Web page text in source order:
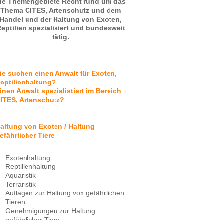
Themengebiete Recht rund um das
Thema CITES, Artenschutz und dem
Handel und der Haltung von Exoten,
spezialisiert und bundesweit
tätig.
suchen einen Anwalt für Exoten,
Anwalt spezialistiert im Bereich
Artenschutz?
von Exoten / Haltung
Tiere
Exotenhaltung
Reptilienhaltung
Aquaristik
Terraristik
Auflagen zur Haltung von gefährlichen
Tieren
Genehmigungen zur Haltung